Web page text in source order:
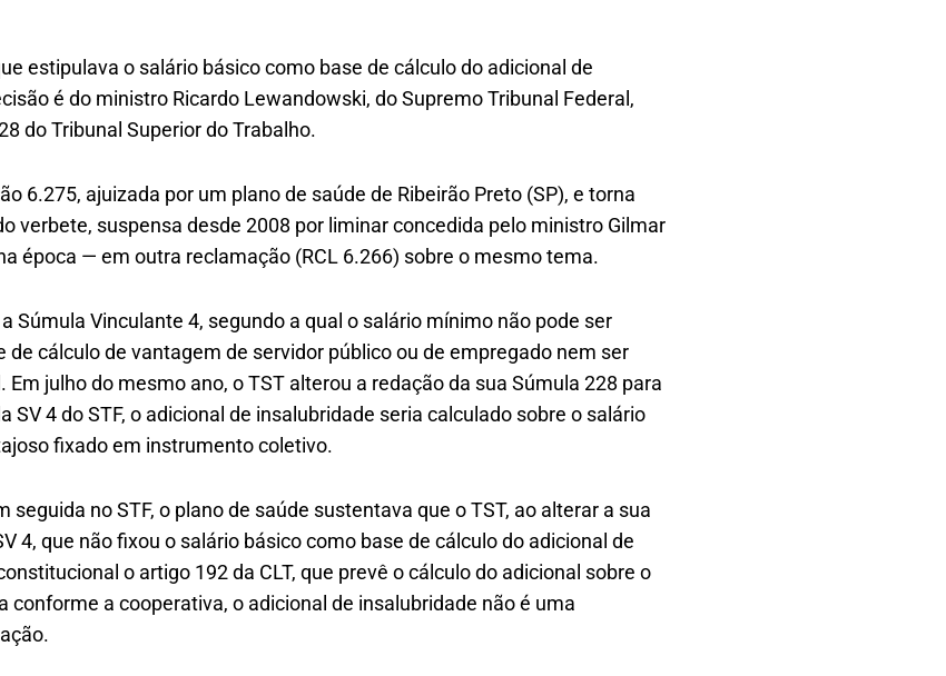
estipulava o salário básico como base de cálculo do adicional de
é do ministro Ricardo Lewandowski, do Supremo Tribunal Federal,
do Tribunal Superior do Trabalho.
6.275, ajuizada por um plano de saúde de Ribeirão Preto (SP), e torna
verbete, suspensa desde 2008 por liminar concedida pelo ministro Gilmar
época — em outra reclamação (RCL 6.266) sobre o mesmo tema.
Súmula Vinculante 4, segundo a qual o salário mínimo não pode ser
de cálculo de vantagem de servidor público ou de empregado nem ser
julho do mesmo ano, o TST alterou a redação da sua Súmula 228 para
SV 4 do STF, o adicional de insalubridade seria calculado sobre o salário
fixado em instrumento coletivo.
seguida no STF, o plano de saúde sustentava que o TST, ao alterar a sua
4, que não fixou o salário básico como base de cálculo do adicional de
o artigo 192 da CLT, que prevê o cálculo do adicional sobre o
conforme a cooperativa, o adicional de insalubridade não é uma